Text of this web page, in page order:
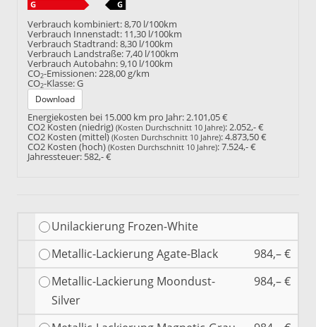
Verbrauch kombiniert:8,70 l/100km
Verbrauch Innenstadt: 11,30 l/100km
Verbrauch Stadtrand:8,30 l/100km
Verbrauch Landstraße:7,40 l/100km
Verbrauch Autobahn:9,10 l/100km
CO2-Emissionen:228,00 g/km
CO2-Klasse:G
Download
Energiekosten bei 15.000 km pro Jahr:2.101,05 €
CO2 Kosten (niedrig) (Kosten Durchschnitt 10 Jahre):2.052,- €
CO2 Kosten (mittel) (Kosten Durchschnitt 10 Jahre):4.873,50 €
CO2 Kosten (hoch) (Kosten Durchschnitt 10 Jahre):7.524,- €
Jahressteuer: 582,- €
Unilackierung Frozen-White
Metallic-Lackierung Agate-Black
984,– €
Metallic-Lackierung Moondust-
Silver
984,– €